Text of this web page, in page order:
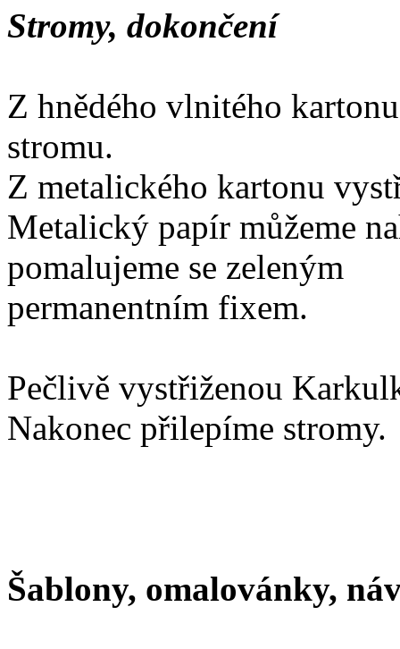
Stromy, dokončení
Z hnědého vlnitého
stromu.
Z metalického kartonu
Metalický papír můžeme
pomalujeme se zeleným
permanentním fixem.
Pečlivě vystřiženou
Nakonec přilepíme stromy.
Šablony, omalovánky,